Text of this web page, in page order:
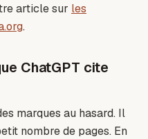
article sur les
.
ChatGPT cite
marques au hasard. Il
nombre de pages. En